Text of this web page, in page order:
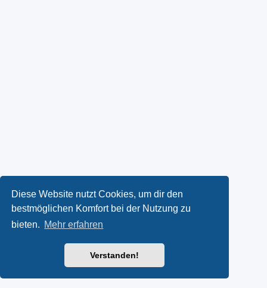
Diese Website nutzt Cookies, um dir den
bestmöglichen Komfort bei der Nutzung zu
bieten. Mehr erfahren
Verstanden!